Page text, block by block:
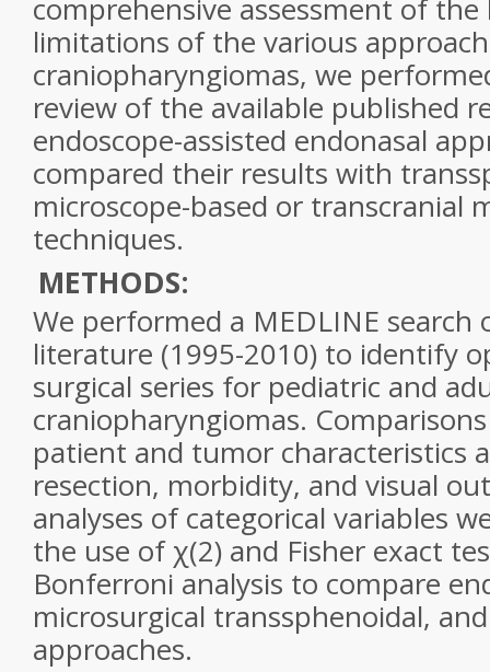
comprehensive assessment of
limitations of the various
craniopharyngiomas, we
review of the available published
endoscope-assisted endonasal
compared their results with
microscope-based or transcranial
techniques.
METHODS:
We performed a MEDLINE
literature (1995-2010) to identify
surgical series for pediatric and
craniopharyngiomas.
patient and tumor characteristics
resection, morbidity, and visual
analyses of categorical variables
the use of χ(2) and Fisher exact
Bonferroni analysis to compare
microsurgical transsphenoidal,
approaches.